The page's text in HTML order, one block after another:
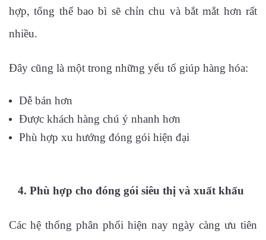
hợp, tổng thể bao bì sẽ chỉn chu và bắt mắt hơn rất
nhiều.
Đây cũng là một trong những yếu tố giúp hàng hóa:
Dễ bán hơn
Được khách hàng chú ý nhanh hơn
Phù hợp xu hướng đóng gói hiện đại
4. Phù hợp cho đóng gói siêu thị và xuất khẩu
Các hệ thống phân phối hiện nay ngày càng ưu tiên